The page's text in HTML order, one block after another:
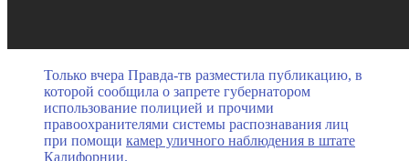
Только вчера Правда-тв разместила публикацию, в
которой сообщила о запрете губернатором
использование полицией и прочими
правоохранителями системы распознавания лиц
при помощи камер уличного наблюдения в штате
Калифорнии.